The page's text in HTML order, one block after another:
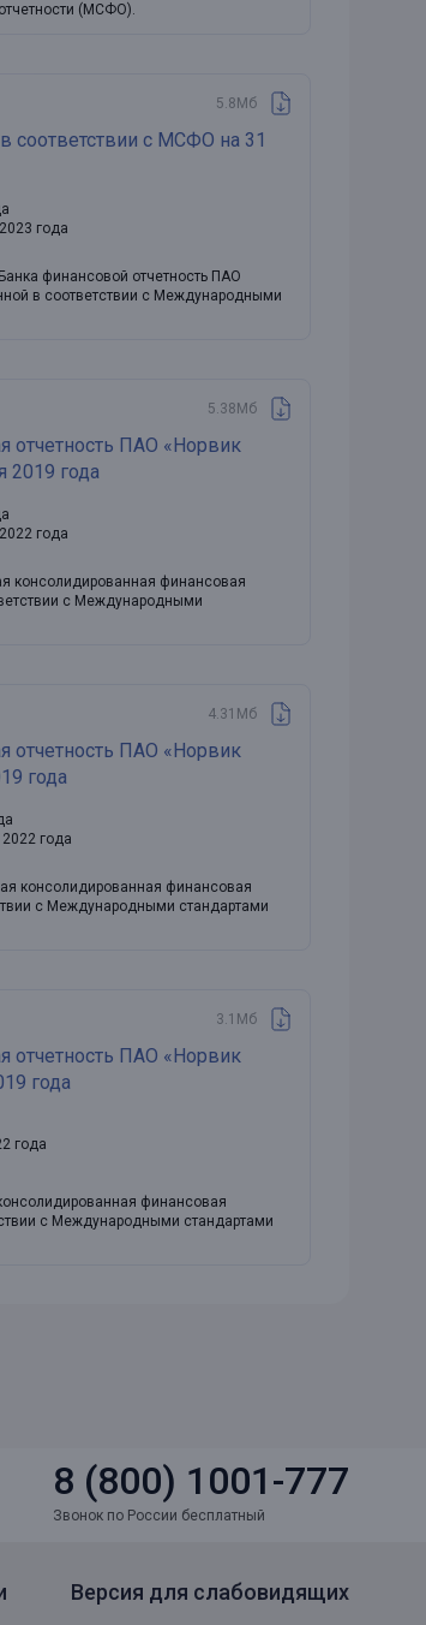
(МСФО).
5.8Мб
соответствии с МСФО на 31
года
финансовой отчетность ПАО
в соответствии с Международными
5.38Мб
отчетность ПАО «Норвик
2019 года
года
консолидированная финансовая
с Международными
4.31Мб
отчетность ПАО «Норвик
года
года
консолидированная финансовая
с Международными стандартами
3.1Мб
отчетность ПАО «Норвик
года
года
финансовая
с Международными стандартами
8 (800) 1001-777
Звонок по России бесплатный
Версия для слабовидящих